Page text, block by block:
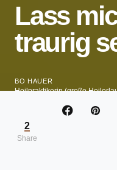
Lass
traurig
BO HAUER
Heilpraktikerin (große
2
Share